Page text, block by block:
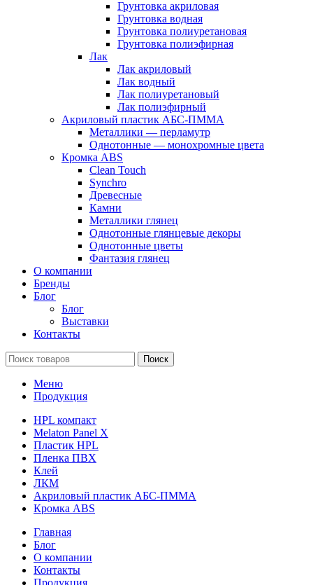
Грунтовка акриловая
Грунтовка водная
Грунтовка полиуретановая
Грунтовка полиэфирная
Лак
Лак акриловый
Лак водный
Лак полиуретановый
Лак полиэфирный
Акриловый пластик АБС-ПММА
Металлики — перламутр
Однотонные — монохромные цвета
Кромка ABS
Clean Touch
Synchro
Древесные
Камни
Металлики глянец
Однотонные глянцевые декоры
Однотонные цветы
Фантазия глянец
О компании
Бренды
Блог
Блог
Выставки
Контакты
Поиск
Меню
Продукция
HPL компакт
Melaton Panel X
Пластик HPL
Пленка ПВХ
Клей
ЛКМ
Акриловый пластик АБС-ПММА
Кромка ABS
Главная
Блог
О компании
Контакты
Продукция